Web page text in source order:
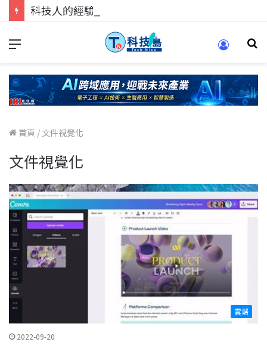
首頁 / 文件視覺化
文件視覺化
雲端
2022-09-20